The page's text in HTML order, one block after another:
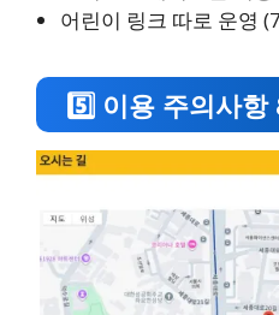
어린이 링크 따로 운영
5️⃣ 이용 주의사항